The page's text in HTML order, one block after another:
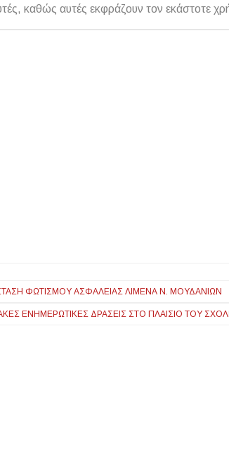
καθώς αυτές εκφράζουν τον εκάστοτε
ΦΩΤΙΣΜΟΎ ΑΣΦΑΛΕΊΑΣ ΛΙΜΈΝΑ Ν. ΜΟΥΔΑΝΙΏΝ
ΕΝΗΜΕΡΩΤΙΚΈΣ ΔΡΆΣΕΙΣ ΣΤΟ ΠΛΑΊΣΙΟ ΤΟΥ